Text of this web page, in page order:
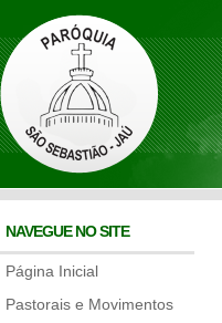
NAVEGUE NO SITE
Página Inicial
Pastorais e Movimentos